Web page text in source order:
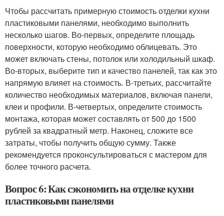
Чтобы рассчитать примерную стоимость отделки кухни
пластиковыми панелями, необходимо выполнить
несколько шагов. Во-первых, определите площадь
поверхности, которую необходимо облицевать. Это
может включать стены, потолок или холодильный шкаф.
Во-вторых, выберите тип и качество панелей, так как это
напрямую влияет на стоимость. В-третьих, рассчитайте
количество необходимых материалов, включая панели,
клеи и профили. В-четвертых, определите стоимость
монтажа, которая может составлять от 500 до 1500
рублей за квадратный метр. Наконец, сложите все
затраты, чтобы получить общую сумму. Также
рекомендуется проконсультироваться с мастером для
более точного расчета.
Вопрос 6: Как сэкономить на отделке кухни
пластиковыми панелями